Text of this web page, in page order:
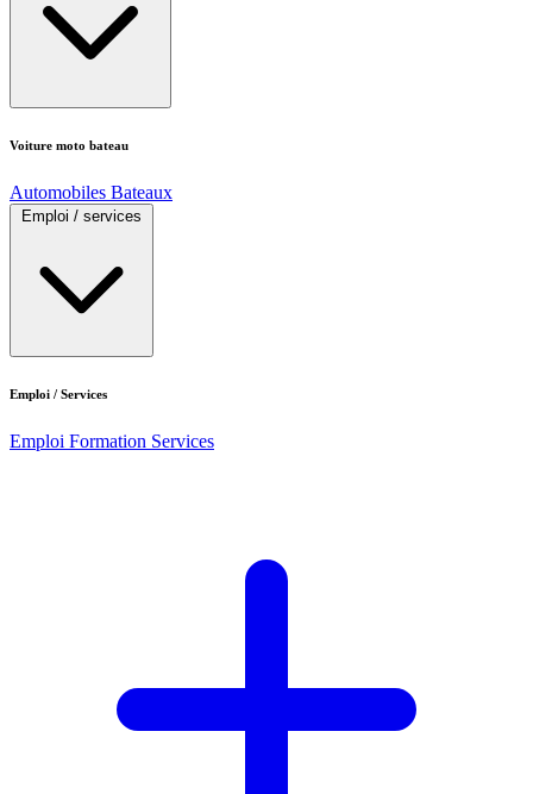
Voiture moto bateau
Automobiles Bateaux
Emploi / services
Emploi / Services
Emploi Formation Services